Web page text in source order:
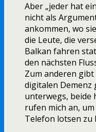
Aber „jeder hat
nicht als
ankommen, wo
die Leute, die
Balkan fahren
den nächsten
Zum anderen
digitalen Demenz
unterwegs, beide
rufen mich an,
Telefon lotsen zu